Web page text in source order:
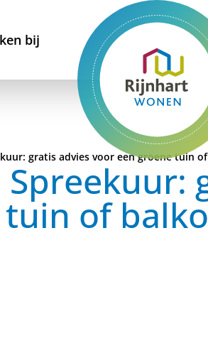
bij
gratis advies voor een groene tuin
Spreekuur:
of